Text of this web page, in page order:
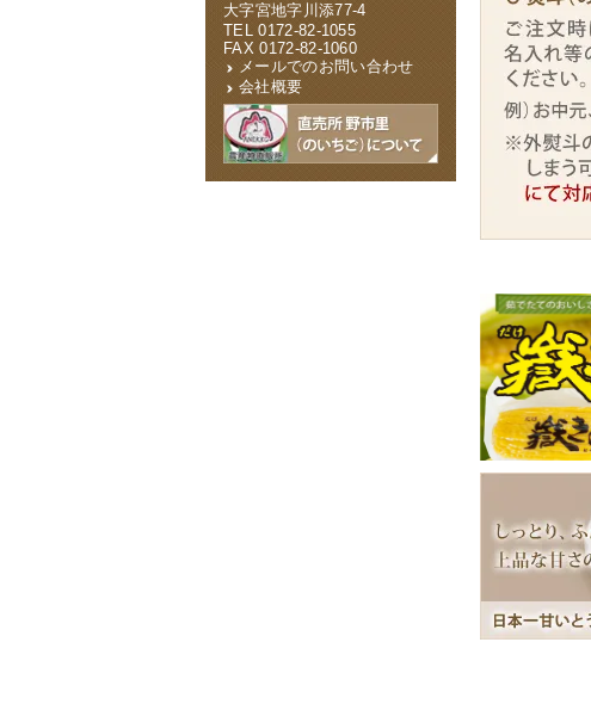
大字宮地字川添77-4
TEL 0172-82-1055
FAX 0172-82-1060
メールでのお問い合わせ
会社概要